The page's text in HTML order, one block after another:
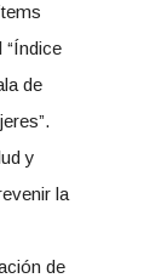
de
y
la
de